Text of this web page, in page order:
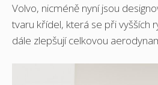
Volvo, nicméně nyní jsou
tvaru křídel, která se při vyšších
dále zlepšují celkovou